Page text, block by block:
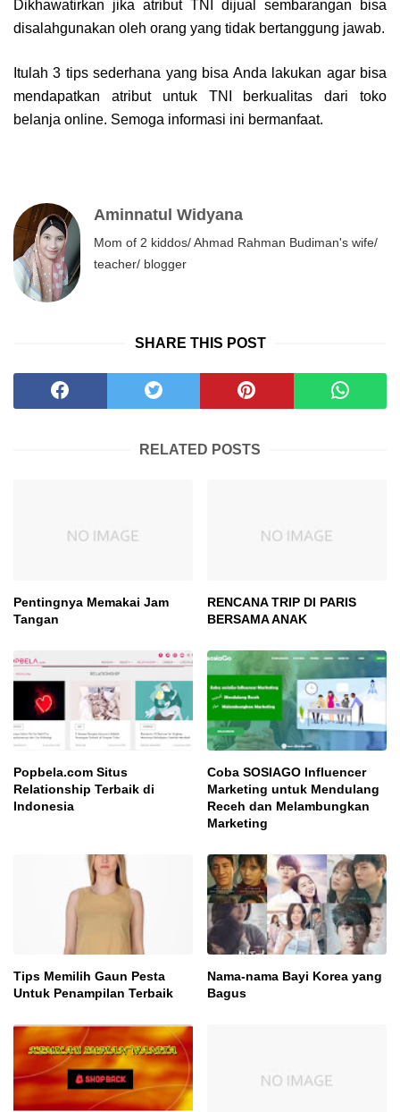
Dikhawatirkan jika atribut TNI dijual sembarangan bisa
disalahgunakan oleh orang yang tidak bertanggung jawab.
Itulah 3 tips sederhana yang bisa Anda lakukan agar bisa
mendapatkan atribut untuk TNI berkualitas dari toko
belanja online. Semoga informasi ini bermanfaat.
Aminnatul Widyana
Mom of 2 kiddos/ Ahmad Rahman Budiman's wife/
teacher/ blogger
SHARE THIS POST
RELATED POSTS
Pentingnya Memakai Jam
Tangan
RENCANA TRIP DI PARIS
BERSAMA ANAK
Popbela.com Situs
Relationship Terbaik di
Indonesia
Coba SOSIAGO Influencer
Marketing untuk Mendulang
Receh dan Melambungkan
Marketing
Tips Memilih Gaun Pesta
Untuk Penampilan Terbaik
Nama-nama Bayi Korea yang
Bagus